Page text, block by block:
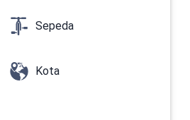
Sepeda
Kota